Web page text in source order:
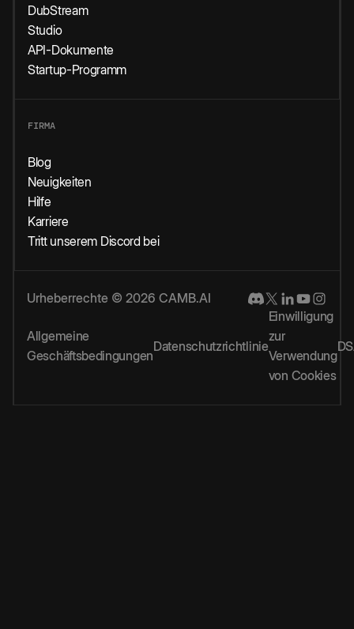
DubStream
Studio
API-Dokumente
Startup-Programm
FIRMA
Blog
Neuigkeiten
Hilfe
Karriere
Tritt unserem Discord bei
Urheberrechte © 2026 CAMB.AI
Allgemeine
Geschäftsbedingungen
Datenschutzrichtlinie
Einwilligung
zur
Verwendung
von Cookies